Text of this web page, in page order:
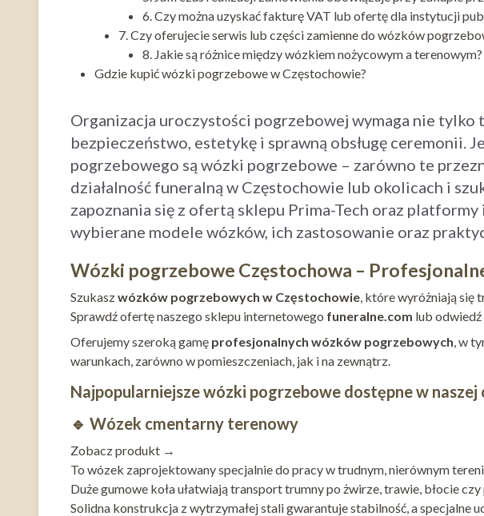
6. Czy można uzyskać fakturę VAT lub ofertę dla instytucji
7. Czy oferujecie serwis lub części zamienne do wózków
8. Jakie są różnice między wózkiem nożycowym a terenowym?
Gdzie kupić wózki pogrzebowe w Częstochowie?
Organizacja uroczystości pogrzebowej wymaga nie
bezpieczeństwo, estetykę i sprawną obsługę ceremonii.
pogrzebowego są wózki pogrzebowe – zarówno te
działalność funeralną w Częstochowie lub okolicach i
zapoznania się z ofertą sklepu Prima-Tech oraz
wybierane modele wózków, ich zastosowanie oraz
Wózki pogrzebowe Częstochowa –
Szukaszwózków pogrzebowych w Częstochowie , które wyróżniają się
Sprawdź ofertę naszego sklepu internetowego funeralne.com lub
Oferujemy szeroką gamę profesjonalnych wózków pogrzebowych , w
warunkach, zarówno w pomieszczeniach, jak i na zewnątrz.
Najpopularniejsze wózki pogrzebowe dostępne w naszej
🔹 Wózek cmentarny terenowy
Zobacz produkt →
To wózek zaprojektowany specjalnie do pracy w trudnym, nierównym
Duże gumowe koła ułatwiają transport trumny po żwirze, trawie, błocie czy
Solidna konstrukcja z wytrzymałej stali gwarantuje stabilność, a specjalne